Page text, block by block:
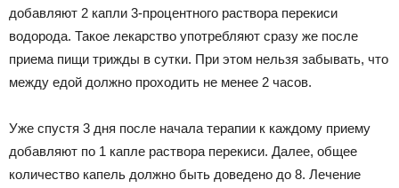
добавляют 2 капли 3-процентного раствора перекиси
водорода. Такое лекарство употребляют сразу же после
приема пищи трижды в сутки. При этом нельзя забывать, что
между едой должно проходить не менее 2 часов.
Уже спустя 3 дня после начала терапии к каждому приему
добавляют по 1 капле раствора перекиси. Далее, общее
количество капель должно быть доведено до 8. Лечение